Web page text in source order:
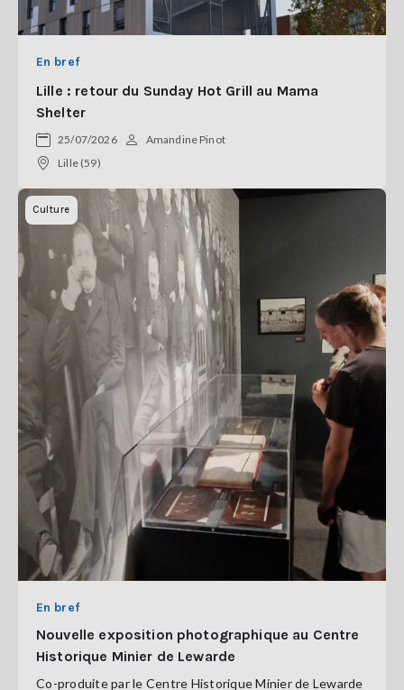
En bref
Lille : retour du Sunday Hot Grill au Mama
Shelter
25/07/2026
Amandine Pinot
Lille (59)
Culture
En bref
Nouvelle exposition photographique au Centre
Historique Minier de Lewarde
Co-produite par le Centre Historique Minier de Lewarde